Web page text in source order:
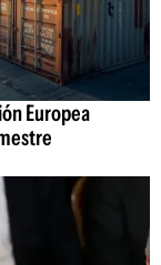
Europea